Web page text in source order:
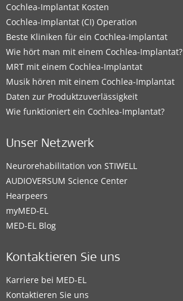
Cochlea-Implantat Kosten
Cochlea-Implantat (CI) Operation
Beste Kliniken für ein Cochlea-Implantat
Wie hört man mit einem Cochlea-Implantat?
MRT mit einem Cochlea-Implantat
Musik hören mit einem Cochlea-Implantat
Daten zur Produktzuverlässigkeit
Wie funktioniert ein Cochlea-Implantat?
Unser Netzwerk
Neurorehabilitation von STIWELL
AUDIOVERSUM Science Center
Hearpeers
myMED‑EL
MED-EL Blog
Kontaktieren Sie uns
Karriere bei MED-EL
Kontaktieren Sie uns